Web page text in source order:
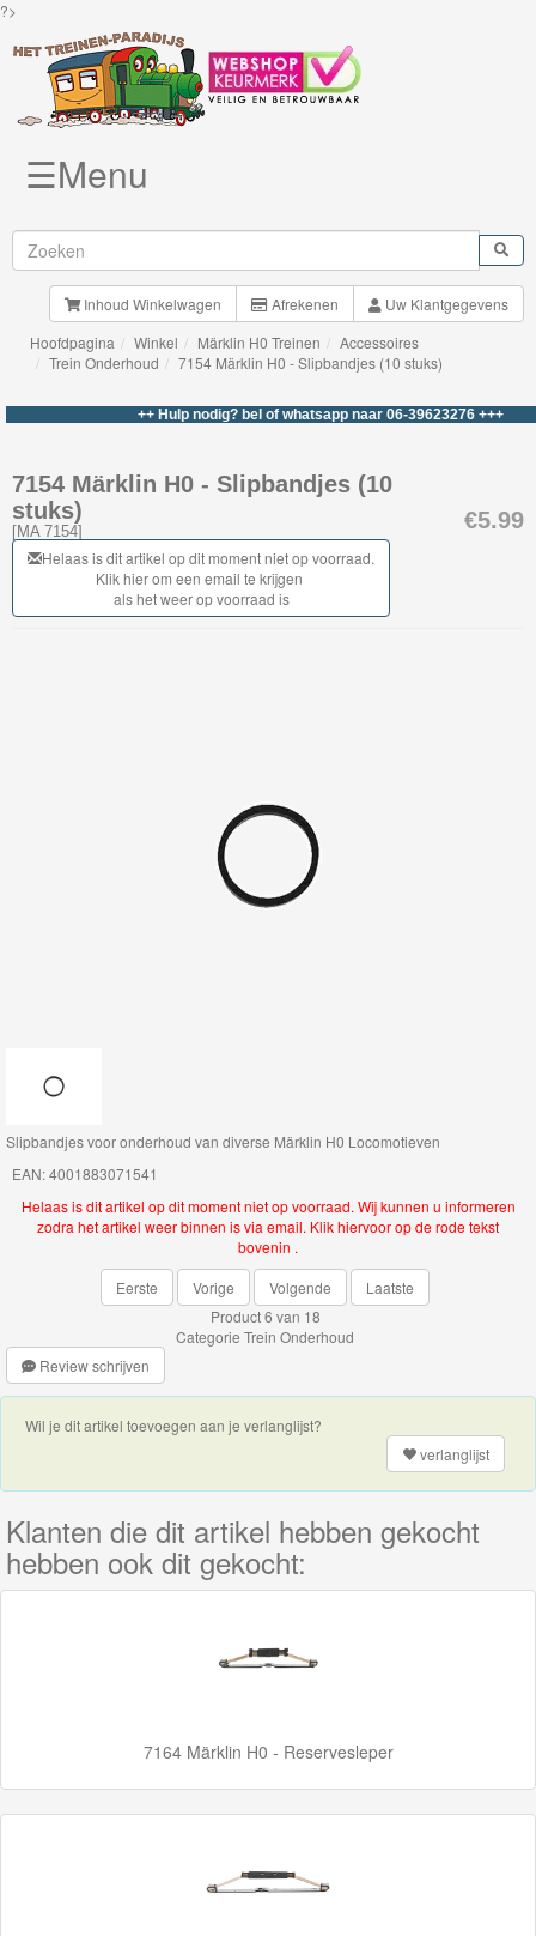
?>
Brio
Treinen
BigJigs
&
Märklin
My
World
Treinen
de
trein
hout
Thomas
Adventures
Thomas
de
Trein
Thomas
de
Trein
☰Menu
Inhoud Winkelwagen Afrekenen
Uw Klantgegevens
Hoofdpagina
Winkel Märklin H0 Treinen
Accessoires
Trein Onderhoud
7154 Märklin H0 - Slipbandjes (10 stuks)
++ Hulp nodig? bel of whatsapp naar 06-39623276 +++
€5.99
7154 Märklin H0 - Slipbandjes (10
stuks)
[MA 7154]
Helaas is dit artikel op dit moment niet op voorraad.
Klik hier om een email te krijgen
als het weer op voorraad is
Slipbandjes voor onderhoud van diverse Märklin H0 Locomotieven
EAN: 4001883071541
Helaas is dit artikel op dit moment niet op voorraad. Wij kunnen u informeren
zodra het artikel weer binnen is via email. Klik hiervoor op de rode tekst
bovenin .
Eerste
Vorige Volgende
Laatste
Product 6 van 18
Categorie Trein Onderhoud
Review schrijven
Wil je dit artikel toevoegen aan je verlanglijst?
verlanglijst
Klanten die dit artikel hebben gekocht
hebben ook dit gekocht:
7164 Märklin H0 - Reservesleper